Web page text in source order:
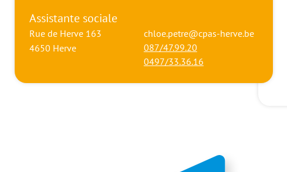
Assistante sociale
Rue de Herve 163
4650 Herve
chloe.petre@cpas-herve.be
087/47.99.20
0497/33.36.16